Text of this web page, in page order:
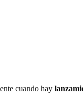
cuando hay